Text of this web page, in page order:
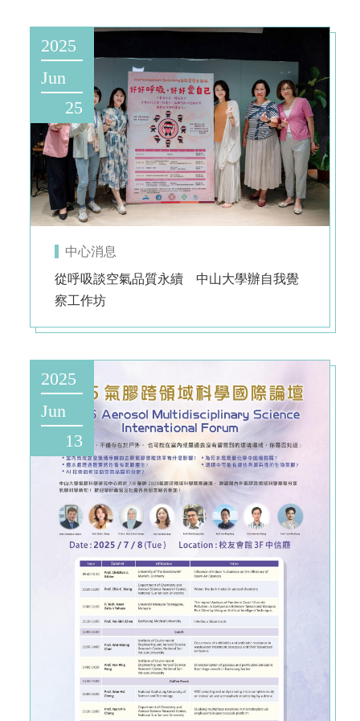
2025
Jun
25
中心消息
從呼吸談空氣品質永續 中山大學辦自我覺
察工作坊
2025
Jun
13